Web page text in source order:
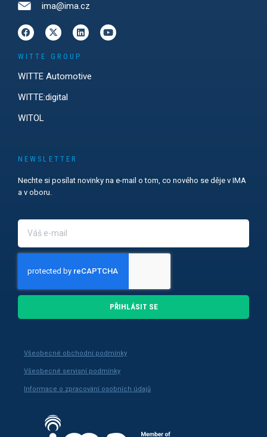
ima@ima.cz
WITTE GROUP
WITTE Automotive
WITTE:digital
WITOL
NEWSLETTER
Nechte si posílat novinky na e-mail o tom, co nového se děje v IMA
a v oboru.
PŘIHLÁSIT SE
Všeobecné obchodní podmínky
Všeobecné servisní podmínky
Informace o zpracování osobních údajů